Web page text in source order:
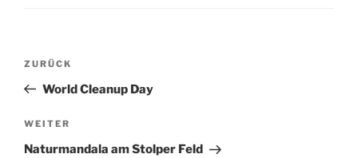
Beitragsnavigation
Vorheriger
Beitrag
ZURÜCK
World Cleanup Day
Nächster
Beitrag
WEITER
Naturmandala am Stolper Feld